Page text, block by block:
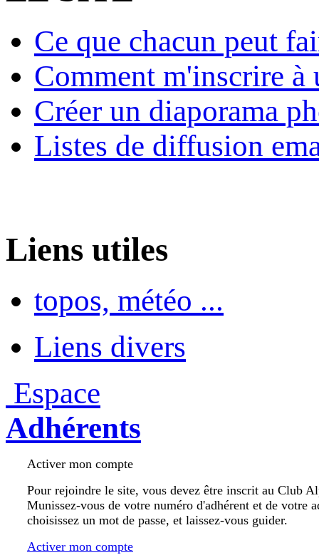
Ce que chacun peut
Comment m'inscrire à
Créer un diaporama
Listes de diffusion
Liens utiles
topos, météo ...
Liens divers
Espace
Adhérents
Activer mon compte
Pour rejoindre le site, vous devez être inscrit au Club
Munissez-vous de votre numéro d'adhérent et de votre
choisissez un mot de passe, et laissez-vous guider.
Activer mon compte